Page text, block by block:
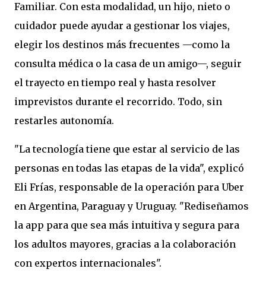
Familiar. Con esta modalidad, un hijo, nieto o
cuidador puede ayudar a gestionar los viajes,
elegir los destinos más frecuentes —como la
consulta médica o la casa de un amigo—, seguir
el trayecto en tiempo real y hasta resolver
imprevistos durante el recorrido. Todo, sin
restarles autonomía.
"La tecnología tiene que estar al servicio de las
personas en todas las etapas de la vida", explicó
Eli Frías, responsable de la operación para Uber
en Argentina, Paraguay y Uruguay. "Rediseñamos
la app para que sea más intuitiva y segura para
los adultos mayores, gracias a la colaboración
con expertos internacionales".